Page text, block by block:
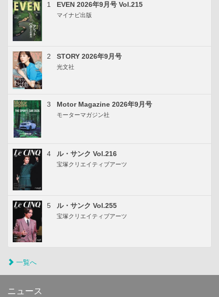
1 EVEN 2026年9月号 Vol.215
マイナビ出版
2 STORY 2026年9月号
光文社
3 Motor Magazine 2026年9月号
モーターマガジン社
4 ル・サンク Vol.216
宝塚クリエイティブアーツ
5 ル・サンク Vol.255
宝塚クリエイティブアーツ
一覧へ
ニュース